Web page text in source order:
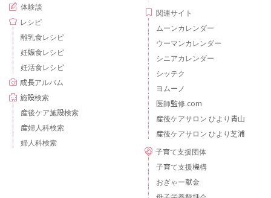
体験談
レシピ
離乳食レシピ
妊娠食レシピ
妊活食レシピ
成長アルバム
施設検索
産後ケア施設検索
産婦人科検索
婦人科検索
関連サイト
ムーンカレンダー
ウーマンカレンダー
シニアカレンダー
シッテク
ヨムーノ
医師監修.com
産後ケアサロン ひより青山
産後ケアサロン ひより芝浦
子育て支援団体
子育て支援機構
おぎゃー献金